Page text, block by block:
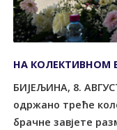
НА КОЛЕКТИВНОМ
БИЈЕЉИНА, 8.
одржано треће
брачне завјете